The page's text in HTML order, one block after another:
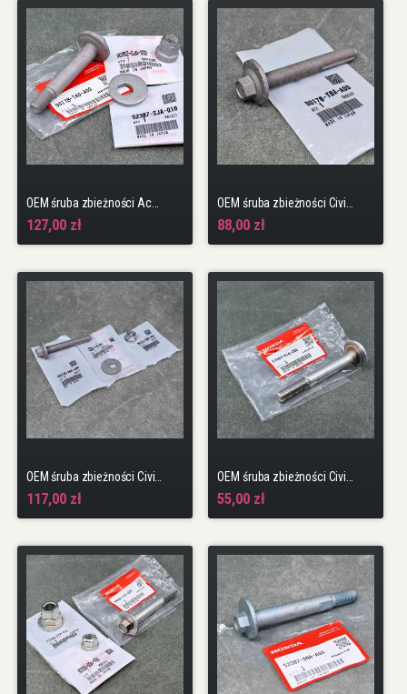
OEM śruba zbieżności Accord 8gen 08-15 sedan tourer zestaw
127,00 zł 88,00 zł
117,00 zł 55,00 zł